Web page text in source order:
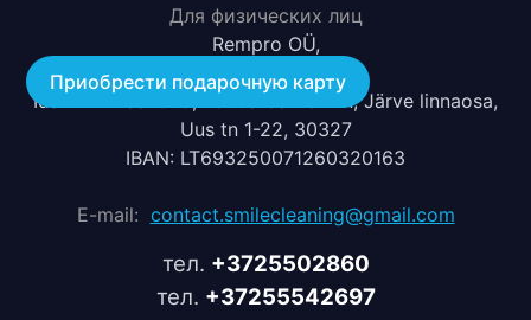
Для физических лиц
Rempro OÜ,
registrikood 17068812,
Ida-Viru maakond, Kohtla-Järve linn, Järve linnaosa,
Uus tn 1-22, 30327
IBAN: LT693250071260320163
E-mail: contact.smilecleaning@gmail.com
тел. +3725502860
тел. +37255542697
Приобрести подарочную карту